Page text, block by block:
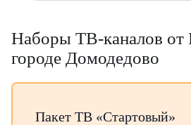
Наборы ТВ-каналов от
городе Домодедово
Пакет ТВ «Стартовый»